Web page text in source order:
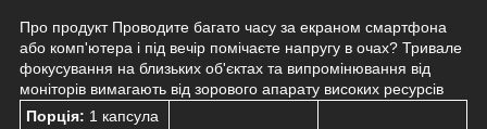
Про продукт Проводите багато часу за екраном смартфона
або комп'ютера і під вечір помічаєте напругу в очах? Тривале
фокусування на близьких об'єктах та випромінювання від
моніторів вимагають від зорового апарату високих ресурсів
Порція: 1 капсула